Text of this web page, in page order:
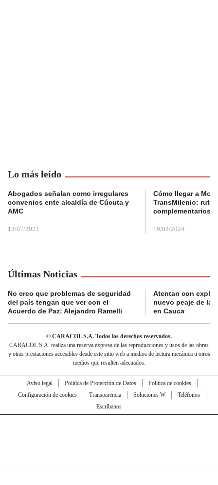
Lo más leído
Abogados señalan como irregulares
convenios ente alcaldía de Cúcuta y
AMC
13/07/2023
Cómo llegar a
TransMilenio:
complementarios
19/03/2024
Últimas Noticias
No creo que problemas de seguridad
del país tengan que ver con el
Acuerdo de Paz: Alejandro Ramelli
Atentan con
nuevo peaje de la
en Cauca
© CARACOL S.A. Todos los derechos reservados.
CARACOL S.A. realiza una reserva expresa de las reproducciones y usos de las obras
y otras prestaciones accesibles desde este sitio web a medios de lectura mecánica u otros
medios que resulten adecuados.
Aviso legal Política de Protección de Datos
Política de cookies
Configuración de cookies
Transparencia Soluciones W
Teléfonos
Escríbanos